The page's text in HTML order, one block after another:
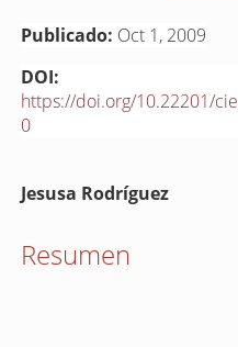
Publicado: Oct 1, 2009
DOI:
https://doi.org/10.22201/
0
Contenido
del
Jesusa Rodríguez
Resumen